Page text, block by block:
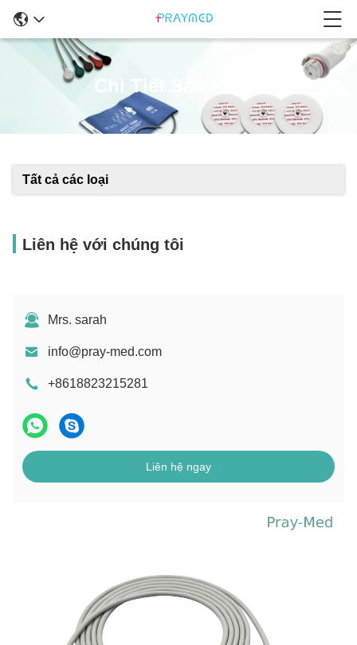
Chi Tiết Sản Phẩm
Tất cả các loại
Liên hệ với chúng tôi
Mrs. sarah
info@pray-med.com
+8618823215281
Liên hệ ngay